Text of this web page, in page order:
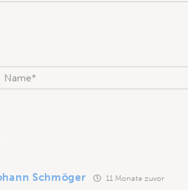
Schmöger 11 Monate zuvor